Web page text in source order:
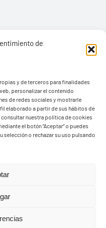
de
y de terceros para finalidades
personalizar el contenido
de redes sociales y mostrarle
elaborado a partir de sus hábitos de
consultar nuestra política de cookies
el botón “Aceptar” o puedes
o rechazar su uso pulsando
de Yaiza - Todos los